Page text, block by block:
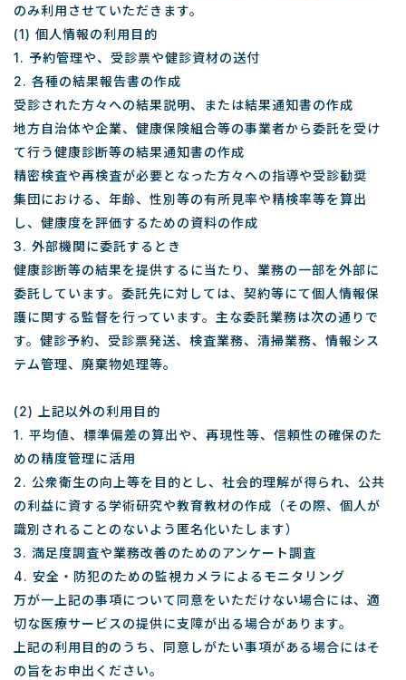
のみ利用させていただきます。
(1) 個人情報の利用目的
1. 予約管理や、受診票や健診資材の送付
2. 各種の結果報告書の作成
受診された方々への結果説明、または結果通知書の作成
地方自治体や企業、健康保険組合等の事業者から委託を受け
て行う健康診断等の結果通知書の作成
精密検査や再検査が必要となった方々への指導や受診勧奨
集団における、年齢、性別等の有所見率や精検率等を算出
し、健康度を評価するための資料の作成
3. 外部機関に委託するとき
健康診断等の結果を提供するに当たり、業務の一部を外部に
委託しています。委託先に対しては、契約等にて個人情報保
護に関する監督を行っています。主な委託業務は次の通りで
す。健診予約、受診票発送、検査業務、清掃業務、情報シス
テム管理、廃棄物処理等。
(2) 上記以外の利用目的
1. 平均値、標準偏差の算出や、再現性等、信頼性の確保のた
めの精度管理に活用
2. 公衆衛生の向上等を目的とし、社会的理解が得られ、公共
の利益に資する学術研究や教育教材の作成（その際、個人が
識別されることのないよう匿名化いたします）
3. 満足度調査や業務改善のためのアンケート調査
4. 安全・防犯のための監視カメラによるモニタリング
万が一上記の事項について同意をいただけない場合には、適
切な医療サービスの提供に支障が出る場合があります。
上記の利用目的のうち、同意しがたい事項がある場合にはそ
の旨をお申出ください。